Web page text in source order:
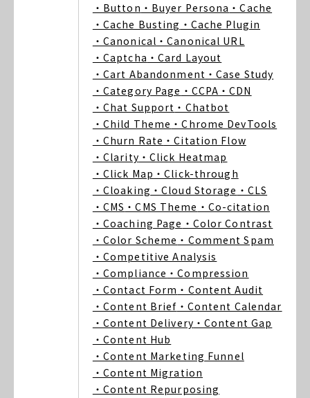
・Button ・Buyer Persona ・Cache
・Cache Busting ・Cache Plugin
・Canonical ・Canonical URL
・Captcha ・Card Layout
・Cart Abandonment ・Case Study
・Category Page ・CCPA ・CDN
・Chat Support ・Chatbot
・Child Theme ・Chrome DevTools
・Churn Rate ・Citation Flow
・Clarity ・Click Heatmap
・Click Map ・Click-through
・Cloaking ・Cloud Storage ・CLS
・CMS ・CMS Theme ・Co-citation
・Coaching Page ・Color Contrast
・Color Scheme ・Comment Spam
・Competitive Analysis
・Compliance ・Compression
・Contact Form ・Content Audit
・Content Brief ・Content Calendar
・Content Delivery ・Content Gap
・Content Hub
・Content Marketing Funnel
・Content Migration
・Content Repurposing